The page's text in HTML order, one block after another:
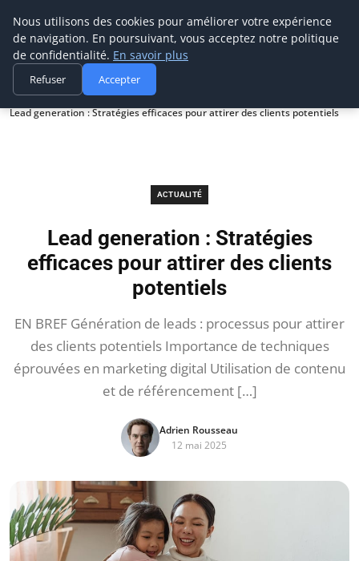
Prospection Pro
Accueil
Actualité
Lead generation : Stratégies efficaces pour attirer des clients potentiels
ACTUALITÉ
Lead generation : Stratégies
efficaces pour attirer des clients
potentiels
EN BREF Génération de leads : processus pour attirer
des clients potentiels Importance de techniques
éprouvées en marketing digital Utilisation de contenu
et de référencement […]
Adrien Rousseau
12 mai 2025
Nous utilisons des cookies pour améliorer votre expérience
de navigation. En poursuivant, vous acceptez notre politique
de confidentialité. En savoir plus
Refuser Accepter